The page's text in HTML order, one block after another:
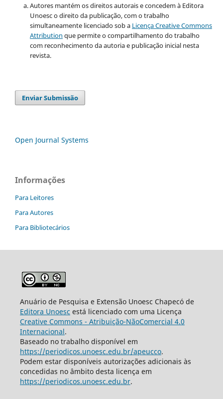
Autores mantém os direitos autorais e concedem à Editora
Unoesc o direito da publicação, com o trabalho
simultaneamente licenciado sob a Licença Creative Commons
Attribution que permite o compartilhamento do trabalho
com reconhecimento da autoria e publicação inicial nesta
revista.
Enviar Submissão
Open Journal Systems
Informações
Para Leitores
Para Autores
Para Bibliotecários
Anuário de Pesquisa e Extensão Unoesc Chapecó de
Editora Unoesc está licenciado com uma Licença
Creative Commons - Atribuição-NãoComercial 4.0
Internacional.
Baseado no trabalho disponível em
https://periodicos.unoesc.edu.br/apeucco.
Podem estar disponíveis autorizações adicionais às
concedidas no âmbito desta licença em
https://periodicos.unoesc.edu.br.